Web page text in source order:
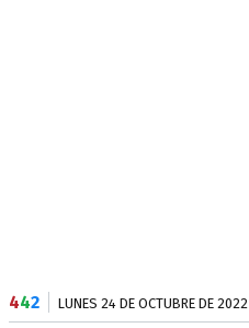
442 LUNES 24 DE OCTUBRE DE 2022